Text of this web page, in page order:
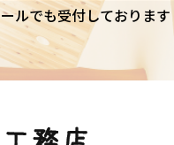
ルでも受付しております